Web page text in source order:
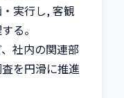
実行し, 客観
る。
社内の関連部
を円滑に推進